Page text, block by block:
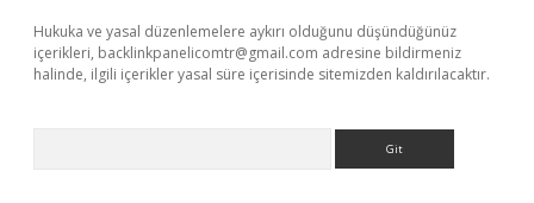
Hukuka ve yasal düzenlemelere aykırı olduğunu düşündüğünüz
içerikleri, backlinkpanelicomtr@gmail.com adresine bildirmeniz
halinde, ilgili içerikler yasal süre içerisinde sitemizden kaldırılacaktır.